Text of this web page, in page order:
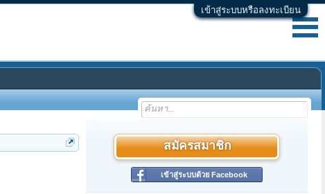
เข้าสู่ระบบหรือลงทะเบียน
สมัครสมาชิก
เข้าสู่ระบบด้วย Facebook